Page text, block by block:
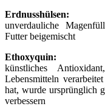
Erdnusshülsen:
unverdauliche
Futter beigemischt
Ethoxyquin:
künstliches
Lebensmitteln
hat, wurde ursprünglich
verbessern